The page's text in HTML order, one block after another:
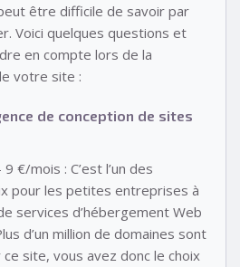
être difficile de savoir par
Voici quelques questions et
en compte lors de la
votre site :
de conception de sites
€/mois : C’est l’un des
pour les petites entreprises à
services d’hébergement Web
d’un million de domaines sont
site, vous avez donc le choix